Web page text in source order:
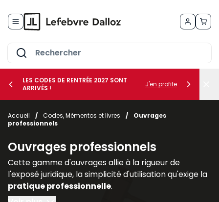
le sous-menu Vos métiers
LES CODES DE RENTRÉE 2027 SONT
ARRIVÉS !
J'en profite
Accueil / Codes, Mémentos et livres /
Ouvrages
professionnels
Ouvrages professionnels
Cette gamme d'ouvrages allie à la rigueur de
l'exposé juridique, la simplicité d'utilisation qu'exige la
pratique professionnelle.